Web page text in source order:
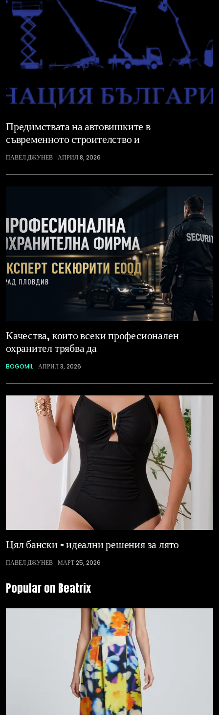
Предимствата на автовишките в
съвременното строителство и
ПАВЕЛ ДЖУНЕВ АПРИЛ 8, 2026
Качества, които всеки професионален
охранител трябва да
BOGOMIL АПРИЛ 3, 2026
Цял бански – идеални решения за лято
ПАВЕЛ ДЖУНЕВ МАРТ 25, 2026
Popular on Beatrix